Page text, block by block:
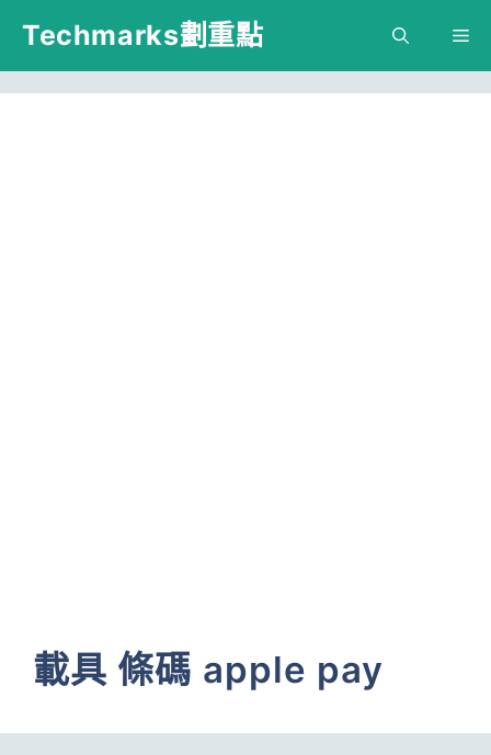
跳
主
Techmarks劃重點
載具 條碼 apple pay